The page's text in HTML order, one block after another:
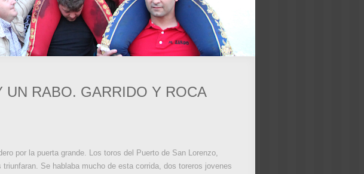
UN RABO. GARRIDO Y ROCA
por la puerta grande. Los toros del Puerto de San Lorenzo,
Se hablaba mucho de esta corrida, dos toreros jovenes